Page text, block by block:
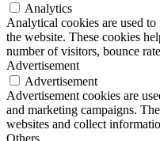
Analytics
Analytical cookies are used
the website. These cookies
number of visitors, bounce
Advertisement
Advertisement
Advertisement cookies are
and marketing campaigns.
websites and collect
Others